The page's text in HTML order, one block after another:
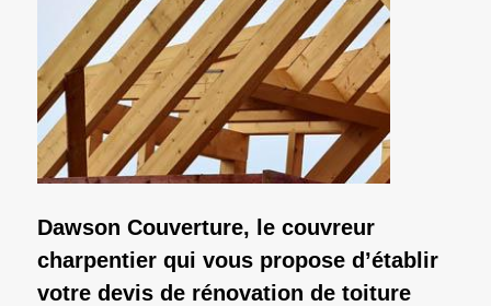
Dawson Couverture, le couvreur
charpentier qui vous propose d’établir
votre devis de rénovation de toiture